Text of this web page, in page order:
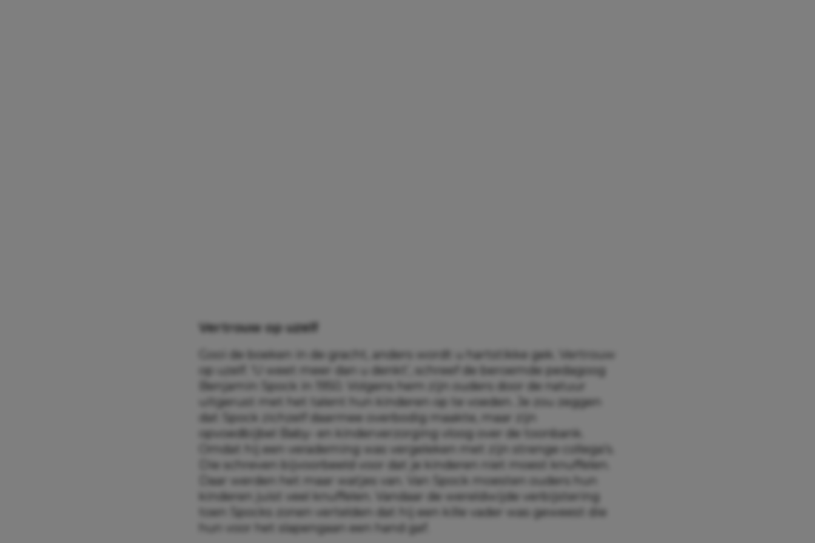
Vertrouw op uzelf
Gooi de boeken in de gracht, anders wordt u hartstikke gek. Vertrouw
op uzelf. ‘U weet meer dan u denkt’, schreef de beroemde pedagoog
Benjamin Spock in 1950. Volgens hem zijn ouders door de natuur
uitgerust met het talent hun kinderen op te voeden. Je zou zeggen
dat Spock zichzelf daarmee overbodig maakte, maar zijn
opvoedbijbel Baby- en kinderverzorging vloog over de toonbank.
Omdat hij een verademing was vergeleken met zijn strenge collega’s.
Die schreven bijvoorbeeld voor dat je kinderen niet moest knuffelen.
Daar werden het maar watjes van. Van Spock moesten ouders hun
kinderen juist veel knuffelen. Vandaar de wereldwijde verbijstering
toen Spocks zonen vertelden dat hij een kille vader was geweest die
hun voor het slapengaan een hand gaf.